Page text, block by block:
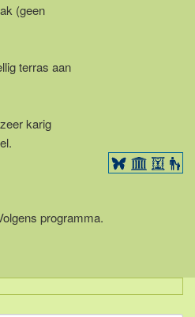
(geen
terras aan
karig
programma.